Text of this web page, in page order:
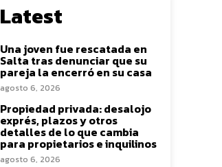
Latest
Una joven fue rescatada en
Salta tras denunciar que su
pareja la encerró en su casa
agosto 6, 2026
Propiedad privada: desalojo
exprés, plazos y otros
detalles de lo que cambia
para propietarios e inquilinos
agosto 6, 2026